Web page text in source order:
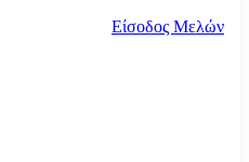
Είσοδος Μελών